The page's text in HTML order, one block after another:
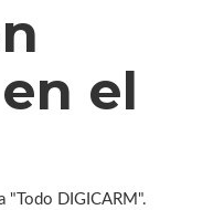
el
"Todo DIGICARM".